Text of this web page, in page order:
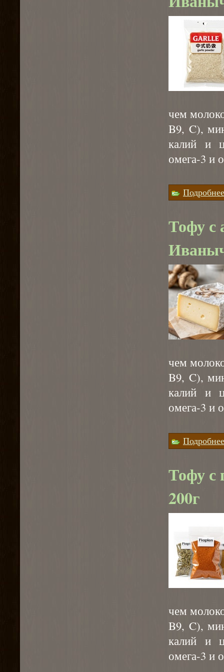
чем
B9, C),
калий и
омега-3 и
Подробнее
Тофу с
чем
B9, C),
калий и
омега-3 и
Подробнее
Тофу с
200г
чем
B9, C),
калий и
омега-3 и